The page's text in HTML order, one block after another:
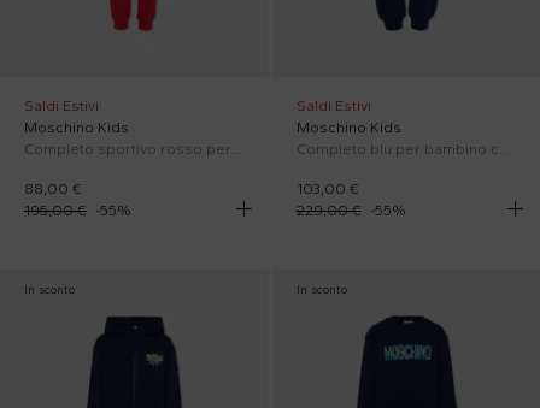
Saldi Estivi
Moschino Kids
88,00 €
195,00 € -55%
Saldi Estivi
Moschino Kids
103,00 €
229,00 €
-55%
In sconto In sconto